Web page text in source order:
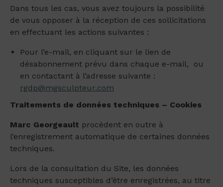
Dans tous les cas, vous avez toujours la possibilité
de vous opposer à la réception de ces sollicitations
en effectuant les actions suivantes :
Pour l’e-mail, en cliquant sur le lien de
désabonnement prévu dans chaque e-mail, ou
en contactant à l’adresse suivante :
rgdp@mgsculpteur.com
Traitements de données techniques – Cookies
Marc Georgeault procèdent en outre à
l’enregistrement automatique de certaines données
techniques.
Lors de la consultation du Site, les données
techniques susceptibles d’être enregistrées, au titre